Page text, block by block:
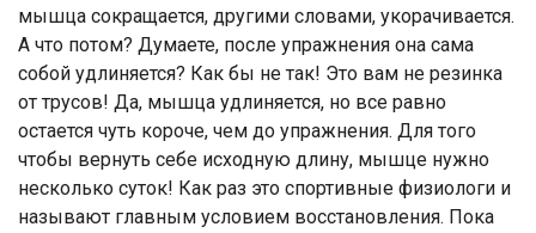
мышца сокращается, другими словами, укорачивается.
А что потом? Думаете, после упражнения она сама
собой удлиняется? Как бы не так! Это вам не резинка
от трусов! Да, мышца удлиняется, но все равно
остается чуть короче, чем до упражнения. Для того
чтобы вернуть себе исходную длину, мышце нужно
несколько суток! Как раз это спортивные физиологи и
называют главным условием восстановления. Пока